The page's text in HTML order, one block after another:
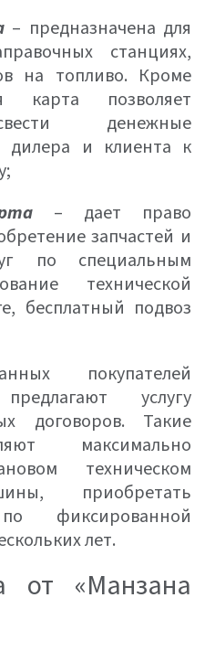
– предназначена для
станциях,
на топливо. Кроме
карта позволяет
денежные
дилера и клиента к
– дает право
запчастей и
по специальным
технической
бесплатный подвоз
покупателей
услугу
договоров. Такие
максимально
техническом
приобретать
фиксированной
лет.
от «Манзана